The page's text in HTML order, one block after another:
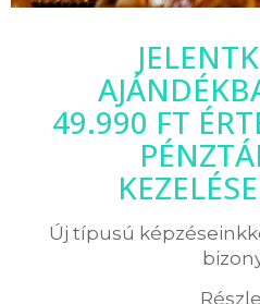
49.990 FT
Új típusú